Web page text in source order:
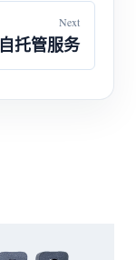
Next
自托管服务